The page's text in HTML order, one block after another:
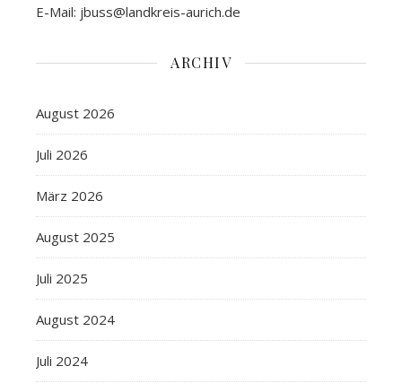
E-Mail: jbuss@landkreis-aurich.de
ARCHIV
August 2026
Juli 2026
März 2026
August 2025
Juli 2025
August 2024
Juli 2024